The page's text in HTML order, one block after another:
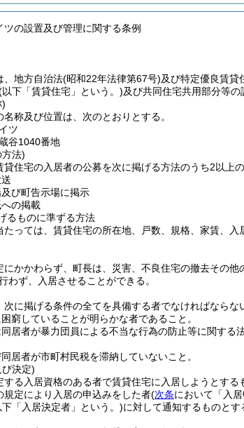
ツの設置及び管理に関する条例
、地方自治法(昭和22年法律第67号)及び特定優良賃貸
以下「賃貸住宅」という。)及び共同住宅共用部分等の
)
名称及び位置は、次のとおりとする。
ツ
谷1040番地
法)
貸住宅の入居者の公募を次に掲げる方法のうち2以上
び町告示場に掲示
の掲載
るものに準ずる方法
たっては、賃貸住宅の所在地、戸数、規格、家賃、
にかかわらず、町長は、災害、不良住宅の撤去その
わず、入居させることができる。
次に掲げる条件の全てを具備する者でなければならな
窮していることが明らかな者であること。
同居者が暴力団員による不当な行為の防止等に関する
居者が市町村民税を滞納していないこと。
決定)
する入居資格のある者で賃貸住宅に入居しようとす
規定により入居の申込みをした者(次条において「入
「入居決定者」という。)に対して通知するものとす